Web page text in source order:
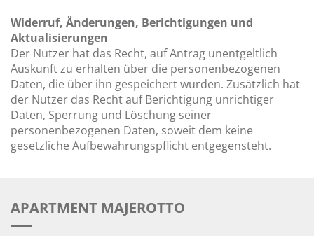
Widerruf, Änderungen, Berichtigungen und
Aktualisierungen
Der Nutzer hat das Recht, auf Antrag unentgeltlich
Auskunft zu erhalten über die personenbezogenen
Daten, die über ihn gespeichert wurden. Zusätzlich hat
der Nutzer das Recht auf Berichtigung unrichtiger
Daten, Sperrung und Löschung seiner
personenbezogenen Daten, soweit dem keine
gesetzliche Aufbewahrungspflicht entgegensteht.
APARTMENT MAJEROTTO